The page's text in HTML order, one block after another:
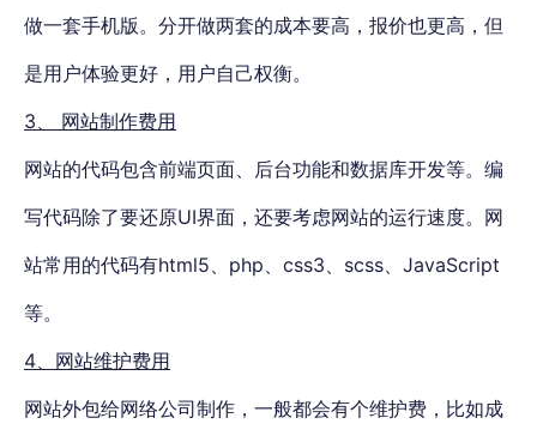
做一套手机版。分开做两套的成本要高，报价也更高，但
是用户体验更好，用户自己权衡。
3、 网站制作费用
网站的代码包含前端页面、后台功能和数据库开发等。编
写代码除了要还原UI界面，还要考虑网站的运行速度。网
站常用的代码有html5、php、css3、scss、JavaScript
等。
4、网站维护费用
网站外包给网络公司制作，一般都会有个维护费，比如成